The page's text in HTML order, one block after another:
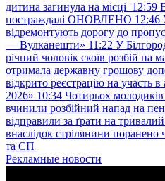
дитина загинула на місці 12:59
постраждалі ОНОВЛЕНО 12:46
відремонтують дорогу до
— Вулканешти» 11:22 У
річний чоловік скоїв розбій на
отримала державну грошову
відкрито реєстрацію на участь
2026» 10:34 Чотирьох молодиків
вчинили розбійний напад на
відправили за ґрати на
внаслідок стрілянини
та СП
Рекламные новости